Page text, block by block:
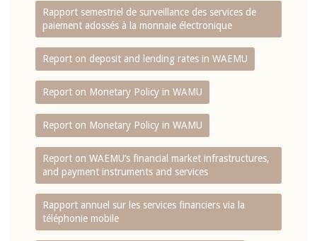
Rapport semestriel de surveillance des services de
paiement adossés à la monnaie électronique
Report on deposit and lending rates in WAEMU
Report on Monetary Policy in WAMU
Report on Monetary Policy in WAMU
Report on WAEMU’s financial market infrastructures,
and payment instruments and services
Rapport annuel sur les services financiers via la
téléphonie mobile